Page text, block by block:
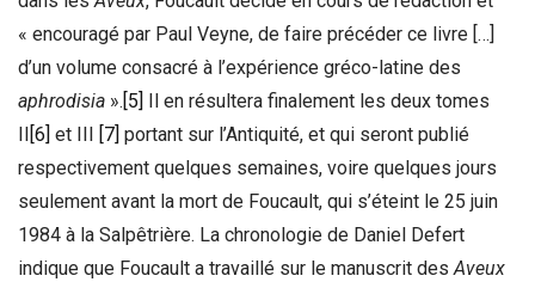
« encouragé par Paul Veyne, de faire précéder ce livre […]
d’un volume consacré à l’expérience gréco-latine des
aphrodisia ».[5] Il en résultera finalement les deux tomes
II[6] et III [7] portant sur l’Antiquité, et qui seront publié
respectivement quelques semaines, voire quelques jours
seulement avant la mort de Foucault, qui s’éteint le 25 juin
1984 à la Salpêtrière. La chronologie de Daniel Defert
indique que Foucault a travaillé sur le manuscrit des Aveux